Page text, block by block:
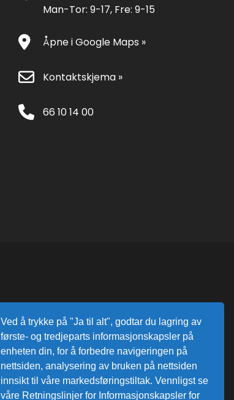
Man-Tor: 9-17, Fre: 9-15
Åpne i Google Maps »
Kontaktskjema »
66 10 14 00
Ved å trykke på "Ja til alt", godtar du lagring av
første- og tredjeparts informasjonskapsler på
enheten din, for å forbedre navigeringen på
nettsiden, analysering av bruken på nettsiden
innsikt til våre markedsføringstiltak. Vennligst se
våre Retningslinjer for Informasjonskapsler for